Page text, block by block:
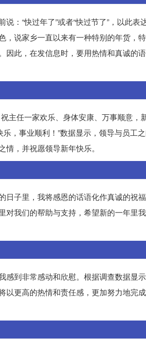
：“快过年了”或者“快过节了”，以此表
，说家乡一直以来有一种特别的年货，
此，在发信息时，要用热情和真诚的
主任一家欢乐、身体安康、万事顺意，
，事业顺利！”数据显示，领导与员工
，并祝愿领导新年快乐。
子里，我将感恩的话语化作真诚的祝
对我们的帮助与支持，希望新的一年里
感到非常感动和欣慰。根据调查数据显
更高的热情和责任感，更加努力地完